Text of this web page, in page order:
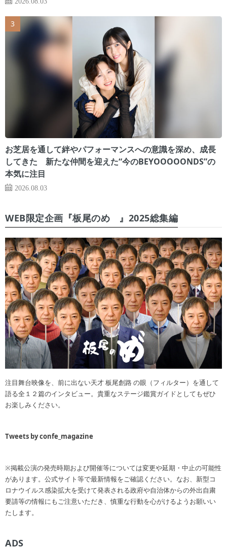
お芝居を通して絆やパフォーマンスへの意識を深め、成長
してきた 新たな仲間を迎えた“今のBEYOOOOONDS”の
本気に注目
2026.08.03
WEB限定企画『板尾のめ゙』2025総集編
注目舞台映像を、前に出ない天才 板尾創路 の眼（フィルター）を通して
語る全１２篇のインタビュー。貴重なステージ鑑賞ガイドとしてもぜひ
お楽しみください。
Tweets by confe_magazine
※掲載公演の発売時期および開催等については変更や延期・中止の可能性
があります。公式サイト等で最新情報をご確認ください。なお、新型コ
ロナウイルス感染拡大を受けて発表される政府や自治体からの外出自粛
要請等の情報にもご注意いただき、慎重な行動を心がけるようお願いい
たします。
ADS